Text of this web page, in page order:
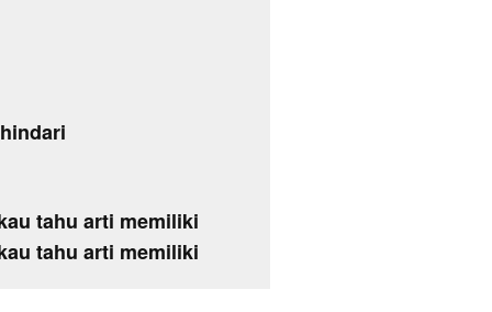
tahu arti memiliki
tahu arti memiliki